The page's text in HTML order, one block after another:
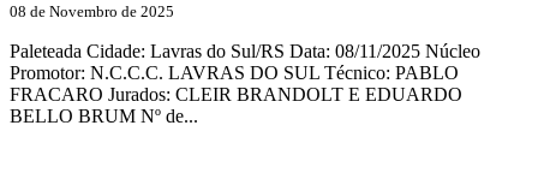
08 de Novembro de 2025
Paleteada Cidade: Lavras do Sul/RS Data: 08/11/2025 Núcleo
Promotor: N.C.C.C. LAVRAS DO SUL Técnico: PABLO
FRACARO Jurados: CLEIR BRANDOLT E EDUARDO
BELLO BRUM Nº de...